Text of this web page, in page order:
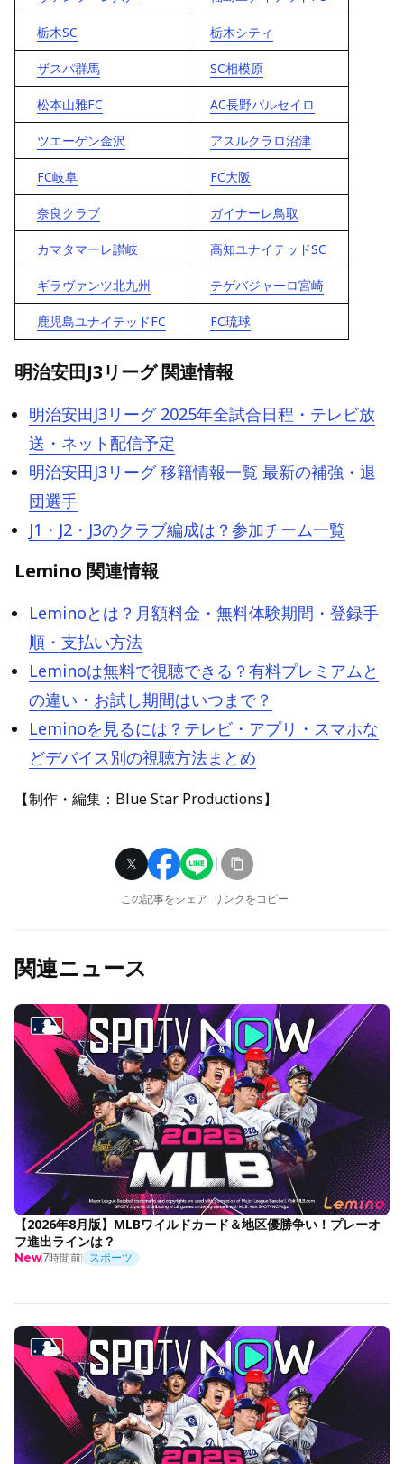
栃木SC 栃木シティ
ザスパ群馬 SC相模原
松本山雅FC AC長野パルセイロ
ツエーゲン金沢 アスルクラロ沼津
FC岐阜 FC大阪
奈良クラブ ガイナーレ鳥取
カマタマーレ讃岐 高知ユナイテッドSC
ギラヴァンツ北九州 テゲバジャーロ宮崎
鹿児島ユナイテッドFC FC琉球
明治安田J3リーグ 関連情報
明治安田J3リーグ 2025年全試合日程・テレビ放
送・ネット配信予定
明治安田J3リーグ 移籍情報一覧 最新の補強・退
団選手
J1・J2・J3のクラブ編成は？参加チーム一覧
Lemino 関連情報
Leminoとは？月額料金・無料体験期間・登録手
順・支払い方法
Leminoは無料で視聴できる？有料プレミアムと
の違い・お試し期間はいつまで？
Leminoを見るには？テレビ・アプリ・スマホな
どデバイス別の視聴方法まとめ
【制作・編集：Blue Star Productions】
この記事をシェア リンクをコピー
関連ニュース
【2026年8月版】MLBワイルドカード＆地区優勝争い！プレーオ
フ進出ラインは？
New7時間前 スポーツ